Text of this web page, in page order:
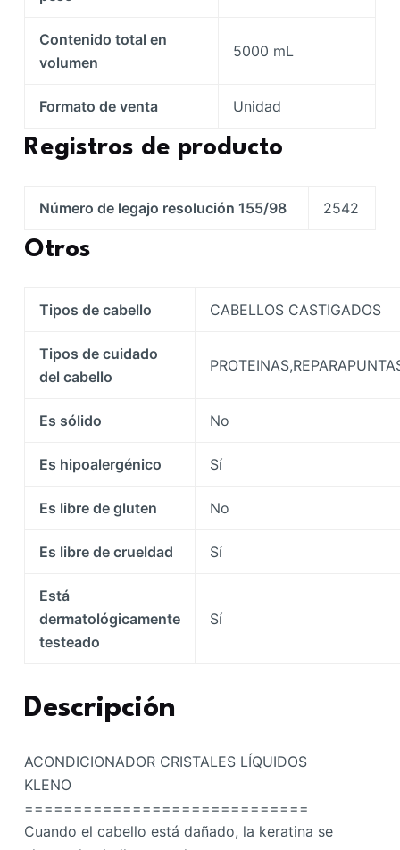
Contenido total en
volumen
5000 mL
Formato de venta Unidad
Registros de producto
Número de legajo resolución 155/98 2542
Otros
Tipos de cabello CABELLOS CASTIGADOS
Tipos de cuidado
del cabello
Es sólido No
Es hipoalergénico Sí
Es libre de gluten No
Es libre de crueldad Sí
Está
dermatológicamente
testeado
Sí
Descripción
ACONDICIONADOR CRISTALES LÍQUIDOS
KLENO
=============================
Cuando el cabello está dañado, la keratina se